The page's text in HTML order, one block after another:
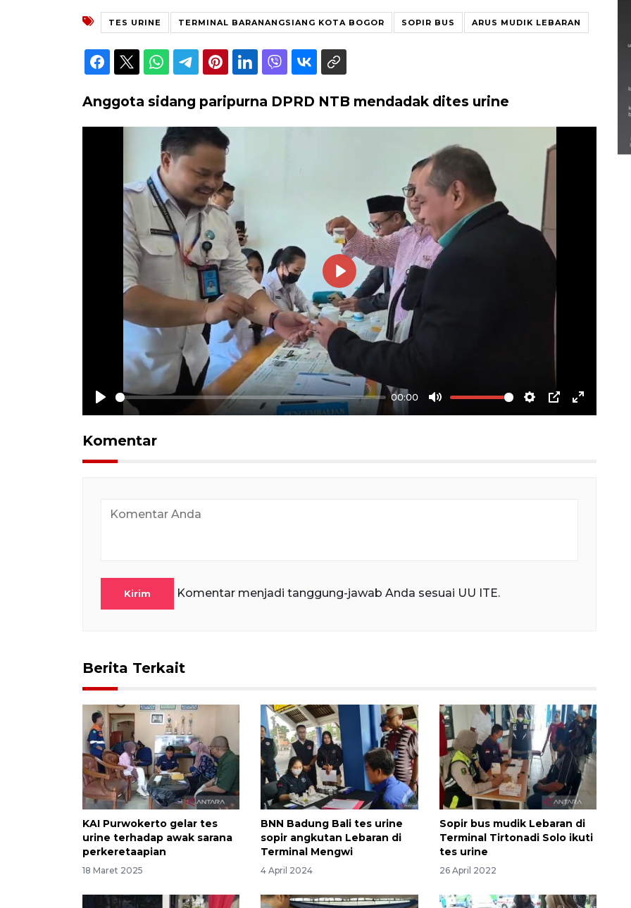
TES URINE TERMINAL BARANANGSIANG KOTA BOGOR SOPIR BUS ARUS MUDIK LEBARAN
Anggota sidang paripurna DPRD NTB mendadak dites urine
Play
00:00
Mute Settings
PIP Enter
Play
Komentar
Kirim Komentar menjadi tanggung-jawab Anda sesuai UU ITE.
Berita Terkait
KAI Purwokerto gelar tes
urine terhadap awak sarana
perkeretaapian
18 Maret 2025
BNN Badung Bali tes urine
sopir angkutan Lebaran di
Terminal Mengwi
4 April 2024
Sopir bus mudik Lebaran di
Terminal Tirtonadi Solo ikuti
tes urine
26 April 2022
Semarak Lebaran Ketupat di
berbagai daerah
28 Maret 2026